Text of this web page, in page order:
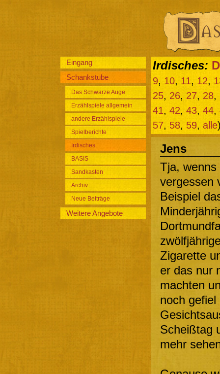
Eingang
Schankstube
Das Schwarze Auge
Erzählspiele allgemein
andere Erzählspiele
Spielberichte
Irdisches
BASIS
Sandkasten
Archiv
Neue Beiträge
Weitere Angebote
Irdisches:
9, 10, 11, 12,
25, 26, 27, 28,
41, 42, 43, 44,
57, 58, 59, alle
Jens
Tja,
vergessen
Beispiel
Zigarette
er das nur
machten
noch
Scheißtag
mehr